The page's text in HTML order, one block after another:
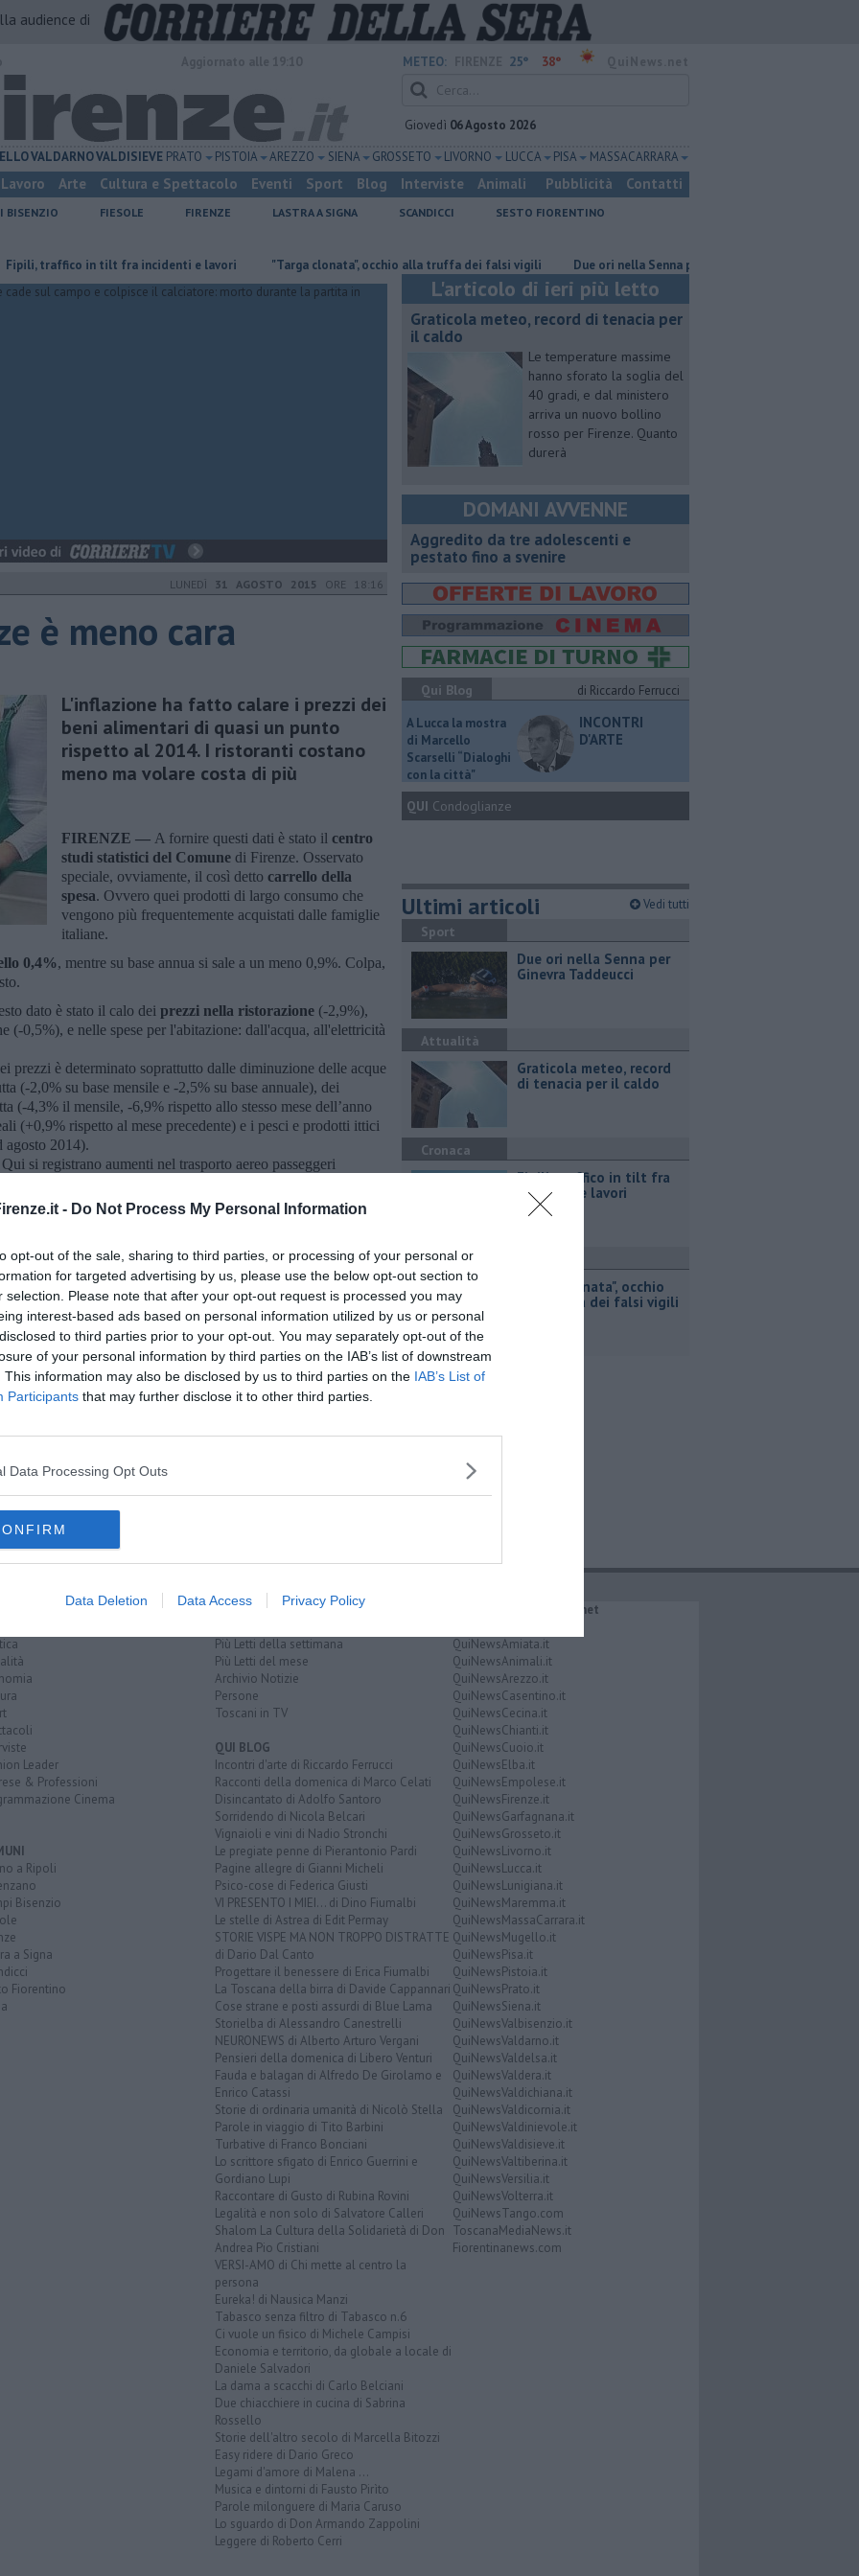
- Do Not Process My Personal Information
opt-out of the sale, sharing to third parties, or processing of your personal or
for targeted advertising by us, please use the below opt-out section to
selection. Please note that after your opt-out request is processed you may
interest-based ads based on personal information utilized by us or personal
to third parties prior to your opt-out. You may separately opt-out of the
of your personal information by third parties on the IAB’s list of downstream
This information may also be disclosed by us to third parties on the IAB’s List of
Participants that may further disclose it to other third parties.
Data Processing Opt Outs
Data Deletion Data Access Privacy Policy
audience di
METEO: 25° 38°
Giovedì 06 Agosto 2026
VALDARNOVALDISIEVE PRATO PISTOIA AREZZO SIENA GROSSETO LIVORNO LUCCA PISA MASSA CARRARA
Lavoro Arte Cultura e Spettacolo Eventi Sport Blog Interviste Animali Pubblicità Contatti
BISENZIO FIESOLE FIRENZE LASTRA A SIGNA SCANDICCI
SESTO FIORENTINO
in tilt fra incidenti e lavori "Targa clonata", occhio alla truffa dei falsi vigili Due ori nella Senna per Ginevra Taddeucci
LUNEDÌ 31 AGOSTO 2015 ORE 18:16
è meno cara
L'inflazione ha fatto calare i prezzi dei
beni alimentari di quasi un punto
rispetto al 2014. I ristoranti costano
meno ma volare costa di più
FIRENZE — A fornire questi dati è stato il centro
studi statistici del Comune di Firenze. Osservato
speciale, ovviamente, il così detto carrello della
spesa. Ovvero quei prodotti di largo consumo che
vengono più frequentemente acquistati dalle famiglie
italiane.
0,4%, mentre su base annua si sale a un meno 0,9%. Colpa,
dato è stato il calo dei prezzi nella ristorazione (-2,9%),
(-0,5%), e nelle spese per l'abitazione: dall'acqua, all'elettricità
prezzi è determinato soprattutto dalle diminuzione delle acque
(-2,0% su base mensile e -2,5% su base annuale), dei
(-4,3% il mensile, -6,9% rispetto allo stesso mese dell’anno
(+0,9% rispetto al mese precedente) e i pesci e prodotti ittici
agosto 2014).
Qui si registrano aumenti nel trasporto aereo passeggeri
e il trasporto marittimo. Cala la spesa per i mezzi privati
su base mensile, -11,5% su base annuale).
iscriviti alla
Newsletter QUInews - ToscanaMedia.
nella tua casella di posta.
spesa acqua elettricità
L'articolo di ieri più letto
Graticola meteo, record di tenacia per
il caldo
Le temperature massime
hanno sforato la soglia del
40 gradi, e dal ministero
arriva un nuovo bollino
rosso per Firenze. Quanto
durerà
DOMANI AVVENNE
Aggredito da tre adolescenti e
pestato fino a svenire
Qui Blog
di Riccardo Ferrucci
A Lucca la mostra
di Marcello
Scarselli “Dialoghi
con la città"
INCONTRI
D'ARTE
QUI Condoglianze
Ultimi articoli Vedi tutti
Sport
Due ori nella Senna per
Ginevra Taddeucci
Attualità
Graticola meteo, record
di tenacia per il caldo
Cronaca
Fipili, traffico in tilt fra
incidenti e lavori
Cronaca
"Targa clonata", occhio
alla truffa dei falsi vigili
Leader
& Professioni
Cinema
a Ripoli
Bisenzio
a Signa
Fiorentino
RUBRICHE
Più Letti della settimana
Più Letti del mese
Archivio Notizie
Persone
Toscani in TV
QUI BLOG
Incontri d'arte di Riccardo Ferrucci
Racconti della domenica di Marco Celati
Disincantato di Adolfo Santoro
Sorridendo di Nicola Belcari
Vignaioli e vini di Nadio Stronchi
Le pregiate penne di Pierantonio Pardi
Pagine allegre di Gianni Micheli
Psico-cose di Federica Giusti
VI PRESENTO I MIEI... di Dino Fiumalbi
Le stelle di Astrea di Edit Permay
STORIE VISPE MA NON TROPPO DISTRATTE
di Dario Dal Canto
Progettare il benessere di Erica Fiumalbi
La Toscana della birra di Davide Cappannari
Cose strane e posti assurdi di Blue Lama
Storielba di Alessandro Canestrelli
NEURONEWS di Alberto Arturo Vergani
Pensieri della domenica di Libero Venturi
Fauda e balagan di Alfredo De Girolamo e
Enrico Catassi
Storie di ordinaria umanità di Nicolò Stella
Parole in viaggio di Tito Barbini
Turbative di Franco Bonciani
Lo scrittore sfigato di Enrico Guerrini e
Gordiano Lupi
Raccontare di Gusto di Rubina Rovini
Legalità e non solo di Salvatore Calleri
Shalom La Cultura della Solidarietà di Don
Andrea Pio Cristiani
VERSI-AMO di Chi mette al centro la
persona
Eureka! di Nausica Manzi
Tabasco senza filtro di Tabasco n.6
Ci vuole un fisico di Michele Campisi
Economia e territorio, da globale a locale di
Daniele Salvadori
La dama a scacchi di Carlo Belciani
Due chiacchiere in cucina di Sabrina
Rossello
Storie dell'altro secolo di Marcella Bitozzi
Easy ridere di Dario Greco
Legami d'amore di Malena ...
Musica e dintorni di Fausto Pirìto
Parole milonguere di Maria Caruso
Lo sguardo di Don Armando Zappolini
Leggere di Roberto Cerri
IL NETWORK QuiNews.net
QuiNewsAmiata.it
QuiNewsAnimali.it
QuiNewsArezzo.it
QuiNewsCasentino.it
QuiNewsCecina.it
QuiNewsChianti.it
QuiNewsCuoio.it
QuiNewsElba.it
QuiNewsEmpolese.it
QuiNewsFirenze.it
QuiNewsGarfagnana.it
QuiNewsGrosseto.it
QuiNewsLivorno.it
QuiNewsLucca.it
QuiNewsLunigiana.it
QuiNewsMaremma.it
QuiNewsMassaCarrara.it
QuiNewsMugello.it
QuiNewsPisa.it
QuiNewsPistoia.it
QuiNewsPrato.it
QuiNewsSiena.it
QuiNewsValbisenzio.it
QuiNewsValdarno.it
QuiNewsValdelsa.it
QuiNewsValdera.it
QuiNewsValdichiana.it
QuiNewsValdicornia.it
QuiNewsValdinievole.it
QuiNewsValdisieve.it
QuiNewsValtiberina.it
QuiNewsVersilia.it
QuiNewsVolterra.it
QuiNewsTango.com
ToscanaMediaNews.it
Fiorentinanews.com